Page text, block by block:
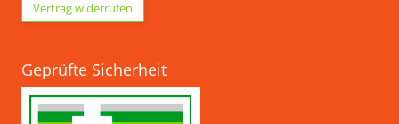
Vertrag widerrufen
Geprüfte Sicherheit